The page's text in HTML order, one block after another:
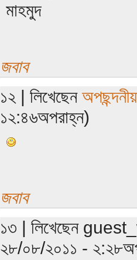
মাহমুদ
জবাব
১২ | লিখেছেন অপছন্দনীয়
১২:৪৬অপরাহ্ন)
জবাব
১৩ | লিখেছেন
২৮/০৮/২০১১ -